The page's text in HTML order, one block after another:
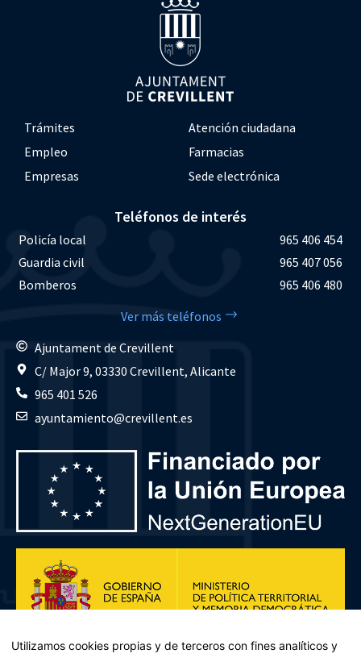
Trámites
Atención ciudadana
Empleo
Farmacias
Empresas
Sede electrónica
Teléfonos de interés
Policía local
965 406 454
Guardia civil
965 407 056
Bomberos
965 406 480
Ver más teléfonos
Ajuntament de Crevillent
C/ Major 9, 03330 Crevillent, Alicante
965 401 526
ayuntamiento@crevillent.es
Utilizamos cookies propias y de terceros con fines analíticos y